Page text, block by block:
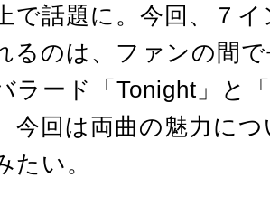
で話題に。今回、７
るのは、ファンの間
ラード「Tonight」と
今回は両曲の魅力に
たい。